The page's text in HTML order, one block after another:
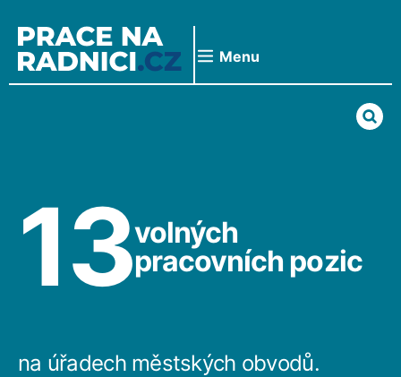
obsah
Menu
13volných
pracovních pozic
na úřadech městských obvodů.